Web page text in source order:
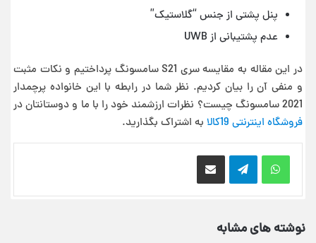
پنل پشتی از جنس “گلاستیک”
عدم پشتیبانی از UWB
در این مقاله به مقایسه سری S21 سامسونگ پرداختیم و نکات مثبت
و منفی آن را بیان کردیم. نظر شما در رابطه با این خانواده پرچمدار
2021 سامسونگ چیست؟ نظرات ارزشمند خود را با ما و دوستانتان در
فروشگاه اینترنتی 19کالا
به اشتراک بگذارید.
نوشته های مشابه